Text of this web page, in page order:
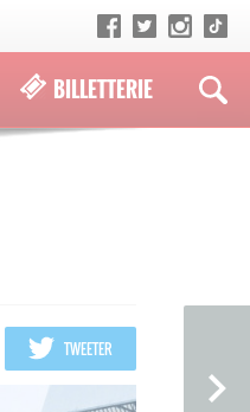
BILLETTERIE
TWEETER